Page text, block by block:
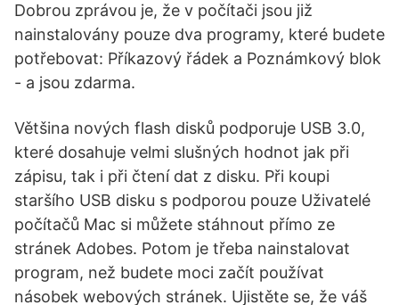
Dobrou zprávou je, že v počítači jsou již
nainstalovány pouze dva programy, které budete
potřebovat: Příkazový řádek a Poznámkový blok
- a jsou zdarma.
Většina nových flash disků podporuje USB 3.0,
které dosahuje velmi slušných hodnot jak při
zápisu, tak i při čtení dat z disku. Při koupi
staršího USB disku s podporou pouze Uživatelé
počítačů Mac si můžete stáhnout přímo ze
stránek Adobes. Potom je třeba nainstalovat
program, než budete moci začít používat
násobek webových stránek. Ujistěte se, že váš